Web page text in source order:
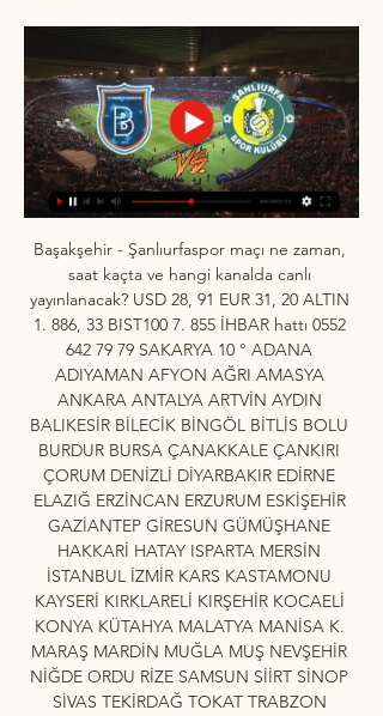
Başakşehir - Şanlıurfaspor maçı ne zaman,
saat kaçta ve hangi kanalda canlı
yayınlanacak? USD 28, 91 EUR 31, 20 ALTIN
1. 886, 33 BIST100 7. 855 İHBAR hattı 0552
642 79 79 SAKARYA 10 ° ADANA
ADIYAMAN AFYON AĞRI AMASYA
ANKARA ANTALYA ARTVİN AYDIN
BALIKESİR BİLECİK BİNGÖL BİTLİS BOLU
BURDUR BURSA ÇANAKKALE ÇANKIRI
ÇORUM DENİZLİ DİYARBAKIR EDİRNE
ELAZIĞ ERZİNCAN ERZURUM ESKİŞEHİR
GAZİANTEP GİRESUN GÜMÜŞHANE
HAKKARİ HATAY ISPARTA MERSİN
İSTANBUL İZMİR KARS KASTAMONU
KAYSERİ KIRKLARELİ KIRŞEHİR KOCAELİ
KONYA KÜTAHYA MALATYA MANİSA K.
MARAŞ MARDİN MUĞLA MUŞ NEVŞEHİR
NİĞDE ORDU RİZE SAMSUN SİİRT SİNOP
SİVAS TEKİRDAĞ TOKAT TRABZON